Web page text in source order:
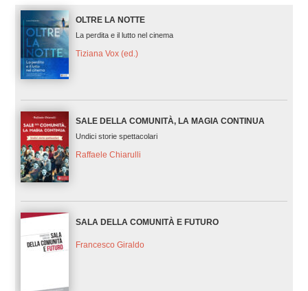
OLTRE LA NOTTE
La perdita e il lutto nel cinema
Tiziana Vox (ed.)
SALE DELLA COMUNITÀ, LA MAGIA CONTINUA
Undici storie spettacolari
Raffaele Chiarulli
SALA DELLA COMUNITÀ E FUTURO
Francesco Giraldo